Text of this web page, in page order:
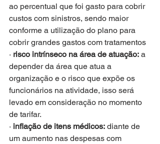
ao percentual que foi gasto para cobrir
custos com sinistros, sendo maior
conforme a utilização do plano para
cobrir grandes gastos com tratamentos
· risco intrínseco na área de atuação: a
depender da área que atua a
organização e o risco que expõe os
funcionários na atividade, isso será
levado em consideração no momento
de tarifar.
· inflação de itens médicos: diante de
um aumento nas despesas com